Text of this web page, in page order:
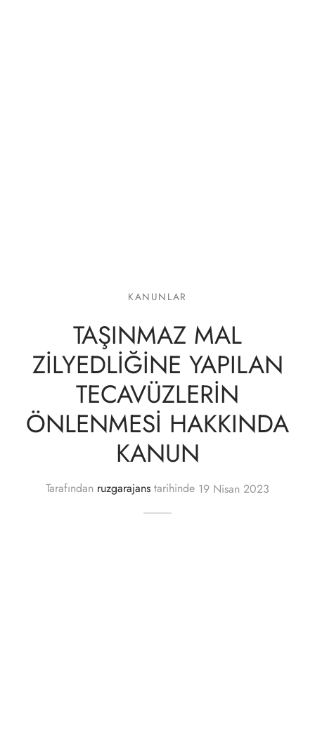
KANUNLAR
TAŞINMAZ MAL
ZİLYEDLİĞİNE YAPILAN
TECAVÜZLERİN
ÖNLENMESİ HAKKINDA
KANUN
Tarafından ruzgarajans tarihinde 19 Nisan 2023